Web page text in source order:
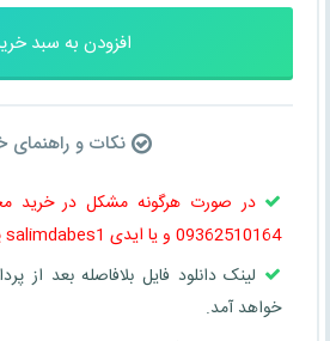
افزودن به سبد
نکات و راهنمای
در صورت هرگونه مشکل در خرید
09362510164 و یا ایدی salimdabes1 پیغام ارسال نمایید.
لینک دانلود فایل بلافاصله بعد از
خواهد آمد.